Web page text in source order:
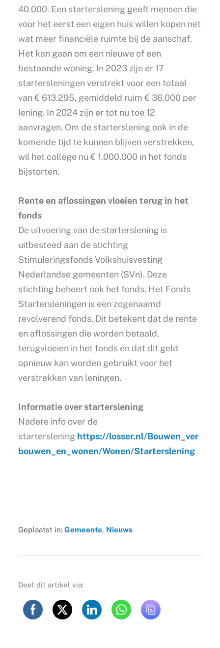
40.000. Een starterslening geeft mensen die
voor het eerst een eigen huis willen kopen net
wat meer financiële ruimte bij de aanschaf.
Het kan gaan om een nieuwe of een
bestaande woning. In 2023 zijn er 17
startersleningen verstrekt voor een totaal
van € 613.295, gemiddeld ruim € 36.000 per
lening. In 2024 zijn er tot nu toe 12
aanvragen. Om de starterslening ook in de
komende tijd te kunnen blijven verstrekken,
wil het college nu € 1.000.000 in het fonds
bijstorten.
Rente en aflossingen vloeien terug in het
fonds
De uitvoering van de starterslening is
uitbesteed aan de stichting
Stimuleringsfonds Volkshuisvesting
Nederlandse gemeenten (SVn). Deze
stichting beheert ook het fonds. Het Fonds
Startersleningen is een zogenaamd
revolverend fonds. Dit betekent dat de rente
en aflossingen die worden betaald,
terugvloeien in het fonds en dat dit geld
opnieuw kan worden gebruikt voor het
verstrekken van leningen.
Informatie over starterslening
Nadere info over de
starterslening https://losser.nl/Bouwen_ver
bouwen_en_wonen/Wonen/Starterslening
Geplaatst in: Gemeente, Nieuws
Deel dit artikel via: